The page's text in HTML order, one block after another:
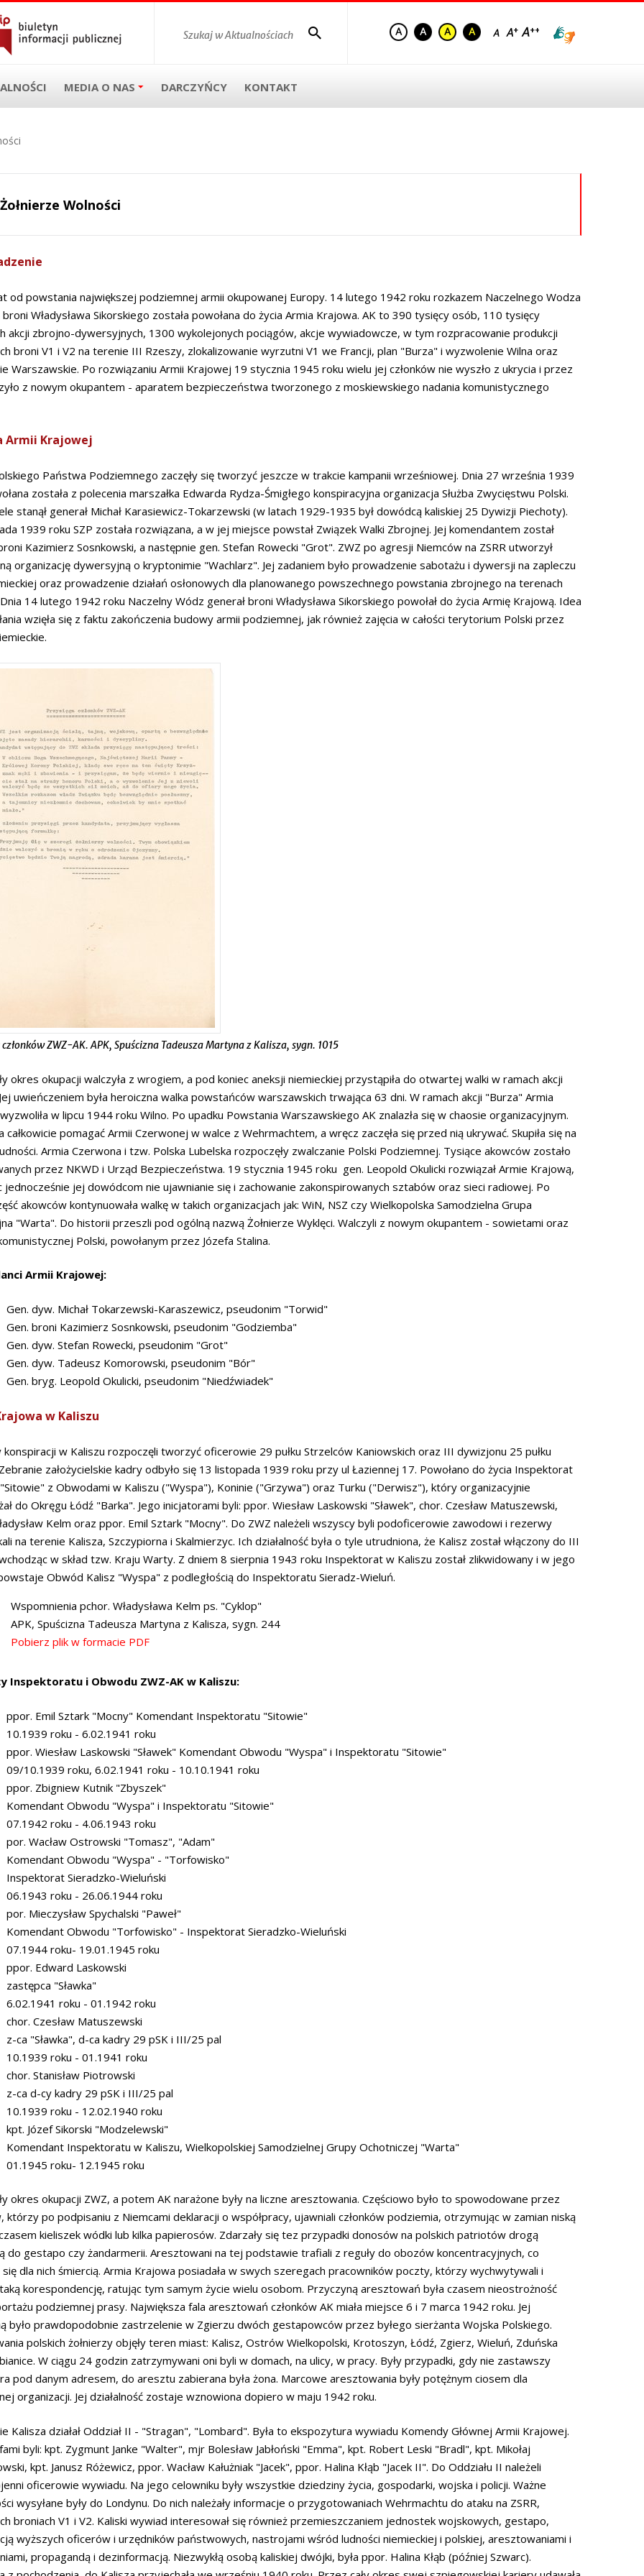
MEDIA O NAS DARCZYŃCY KONTAKT
Żołnierze Wolności
od powstania największej podziemnej armii okupowanej Europy. 14 lutego 1942 roku rozkazem Naczelnego Wodza
broni Władysława Sikorskiego została powołana do życia Armia Krajowa. AK to 390 tysięcy osób, 110 tysięcy
akcji zbrojno-dywersyjnych, 1300 wykolejonych pociągów, akcje wywiadowcze, w tym rozpracowanie produkcji
broni V1 i V2 na terenie III Rzeszy, zlokalizowanie wyrzutni V1 we Francji, plan "Burza" i wyzwolenie Wilna oraz
Warszawskie. Po rozwiązaniu Armii Krajowej 19 stycznia 1945 roku wielu jej członków nie wyszło z ukrycia i przez
z nowym okupantem - aparatem bezpieczeństwa tworzonego z moskiewskiego nadania komunistycznego
Armii Krajowej
Państwa Podziemnego zaczęły się tworzyć jeszcze w trakcie kampanii wrześniowej. Dnia 27 września 1939
została z polecenia marszałka Edwarda Rydza-Śmigłego konspiracyjna organizacja Służba Zwycięstwu Polski.
stanął generał Michał Karasiewicz-Tokarzewski (w latach 1929-1935 był dowódcą kaliskiej 25 Dywizji Piechoty).
1939 roku SZP została rozwiązana, a w jej miejsce powstał Związek Walki Zbrojnej. Jej komendantem został
Kazimierz Sosnkowski, a następnie gen. Stefan Rowecki "Grot". ZWZ po agresji Niemców na ZSRR utworzył
organizację dywersyjną o kryptonimie "Wachlarz". Jej zadaniem było prowadzenie sabotażu i dywersji na zapleczu
oraz prowadzenie działań osłonowych dla planowanego powszechnego powstania zbrojnego na terenach
14 lutego 1942 roku Naczelny Wódz generał broni Władysława Sikorskiego powołał do życia Armię Krajową. Idea
wzięła się z faktu zakończenia budowy armii podziemnej, jak również zajęcia w całości terytorium Polski przez
ZWZ-AK. APK, Spuścizna Tadeusza Martyna z Kalisza, sygn. 1015
okres okupacji walczyła z wrogiem, a pod koniec aneksji niemieckiej przystąpiła do otwartej walki w ramach akcji
uwieńczeniem była heroiczna walka powstańców warszawskich trwająca 63 dni. W ramach akcji "Burza" Armia
w lipcu 1944 roku Wilno. Po upadku Powstania Warszawskiego AK znalazła się w chaosie organizacyjnym.
całkowicie pomagać Armii Czerwonej w walce z Wehrmachtem, a wręcz zaczęła się przed nią ukrywać. Skupiła się na
Armia Czerwona i tzw. Polska Lubelska rozpoczęły zwalczanie Polski Podziemnej. Tysiące akowców zostało
przez NKWD i Urząd Bezpieczeństwa. 19 stycznia 1945 roku gen. Leopold Okulicki rozwiązał Armie Krajową,
jednocześnie jej dowódcom nie ujawnianie się i zachowanie zakonspirowanych sztabów oraz sieci radiowej. Po
akowców kontynuowała walkę w takich organizacjach jak: WiN, NSZ czy Wielkopolska Samodzielna Grupa
"Warta". Do historii przeszli pod ogólną nazwą Żołnierze Wyklęci. Walczyli z nowym okupantem - sowietami oraz
Polski, powołanym przez Józefa Stalina.
Armii Krajowej:
Gen. dyw. Michał Tokarzewski-Karaszewicz, pseudonim "Torwid"
Gen. broni Kazimierz Sosnkowski, pseudonim "Godziemba"
Gen. dyw. Stefan Rowecki, pseudonim "Grot"
Gen. dyw. Tadeusz Komorowski, pseudonim "Bór"
Gen. bryg. Leopold Okulicki, pseudonim "Niedźwiadek"
w Kaliszu
w Kaliszu rozpoczęli tworzyć oficerowie 29 pułku Strzelców Kaniowskich oraz III dywizjonu 25 pułku
założycielskie kadry odbyło się 13 listopada 1939 roku przy ul Łaziennej 17. Powołano do życia Inspektorat
z Obwodami w Kaliszu ("Wyspa"), Koninie ("Grzywa") oraz Turku ("Derwisz"), który organizacyjnie
do Okręgu Łódź "Barka". Jego inicjatorami byli: ppor. Wiesław Laskowski "Sławek", chor. Czesław Matuszewski,
Kelm oraz ppor. Emil Sztark "Mocny". Do ZWZ należeli wszyscy byli podoficerowie zawodowi i rezerwy
na terenie Kalisza, Szczypiorna i Skalmierzyc. Ich działalność była o tyle utrudniona, że Kalisz został włączony do III
w skład tzw. Kraju Warty. Z dniem 8 sierpnia 1943 roku Inspektorat w Kaliszu został zlikwidowany i w jego
Obwód Kalisz "Wyspa" z podległością do Inspektoratu Sieradz-Wieluń.
Wspomnienia pchor. Władysława Kelm ps. "Cyklop"
APK, Spuścizna Tadeusza Martyna z Kalisza, sygn. 244
Pobierz plik w formacie PDF
Inspektoratu i Obwodu ZWZ-AK w Kaliszu:
ppor. Emil Sztark "Mocny" Komendant Inspektoratu "Sitowie"
10.1939 roku - 6.02.1941 roku
ppor. Wiesław Laskowski "Sławek" Komendant Obwodu "Wyspa" i Inspektoratu "Sitowie"
09/10.1939 roku, 6.02.1941 roku - 10.10.1941 roku
ppor. Zbigniew Kutnik "Zbyszek"
Komendant Obwodu "Wyspa" i Inspektoratu "Sitowie"
07.1942 roku - 4.06.1943 roku
por. Wacław Ostrowski "Tomasz", "Adam"
Komendant Obwodu "Wyspa" - "Torfowisko"
Inspektorat Sieradzko-Wieluński
06.1943 roku - 26.06.1944 roku
por. Mieczysław Spychalski "Paweł"
Komendant Obwodu "Torfowisko" - Inspektorat Sieradzko-Wieluński
07.1944 roku- 19.01.1945 roku
ppor. Edward Laskowski
zastępca "Sławka"
6.02.1941 roku - 01.1942 roku
chor. Czesław Matuszewski
z-ca "Sławka", d-ca kadry 29 pSK i III/25 pal
10.1939 roku - 01.1941 roku
chor. Stanisław Piotrowski
z-ca d-cy kadry 29 pSK i III/25 pal
10.1939 roku - 12.02.1940 roku
kpt. Józef Sikorski "Modzelewski"
Komendant Inspektoratu w Kaliszu, Wielkopolskiej Samodzielnej Grupy Ochotniczej "Warta"
01.1945 roku- 12.1945 roku
okres okupacji ZWZ, a potem AK narażone były na liczne aresztowania. Częściowo było to spowodowane przez
którzy po podpisaniu z Niemcami deklaracji o współpracy, ujawniali członków podziemia, otrzymując w zamian niską
kieliszek wódki lub kilka papierosów. Zdarzały się tez przypadki donosów na polskich patriotów drogą
do gestapo czy żandarmerii. Aresztowani na tej podstawie trafiali z reguły do obozów koncentracyjnych, co
się dla nich śmiercią. Armia Krajowa posiadała w swych szeregach pracowników poczty, którzy wychwytywali i
korespondencję, ratując tym samym życie wielu osobom. Przyczyną aresztowań była czasem nieostrożność
podziemnej prasy. Największa fala aresztowań członków AK miała miejsce 6 i 7 marca 1942 roku. Jej
było prawdopodobnie zastrzelenie w Zgierzu dwóch gestapowców przez byłego sierżanta Wojska Polskiego.
polskich żołnierzy objęły teren miast: Kalisz, Ostrów Wielkopolski, Krotoszyn, Łódź, Zgierz, Wieluń, Zduńska
W ciągu 24 godzin zatrzymywani oni byli w domach, na ulicy, w pracy. Były przypadki, gdy nie zastawszy
pod danym adresem, do aresztu zabierana była żona. Marcowe aresztowania były potężnym ciosem dla
organizacji. Jej działalność zostaje wznowiona dopiero w maju 1942 roku.
Kalisza działał Oddział II - "Stragan", "Lombard". Była to ekspozytura wywiadu Komendy Głównej Armii Krajowej.
byli: kpt. Zygmunt Janke "Walter", mjr Bolesław Jabłoński "Emma", kpt. Robert Leski "Bradl", kpt. Mikołaj
kpt. Janusz Różewicz, ppor. Wacław Kałużniak "Jacek", ppor. Halina Kłąb "Jacek II". Do Oddziału II należeli
oficerowie wywiadu. Na jego celowniku były wszystkie dziedziny życia, gospodarki, wojska i policji. Ważne
wysyłane były do Londynu. Do nich należały informacje o przygotowaniach Wehrmachtu do ataku na ZSRR,
broniach V1 i V2. Kaliski wywiad interesował się również przemieszczaniem jednostek wojskowych, gestapo,
wyższych oficerów i urzędników państwowych, nastrojami wśród ludności niemieckiej i polskiej, aresztowaniami i
propagandą i dezinformacją. Niezwykłą osobą kaliskiej dwójki, była ppor. Halina Kłąb (później Szwarc).